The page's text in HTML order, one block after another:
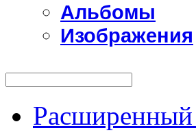
Альбомы
Изображения
Расширенный